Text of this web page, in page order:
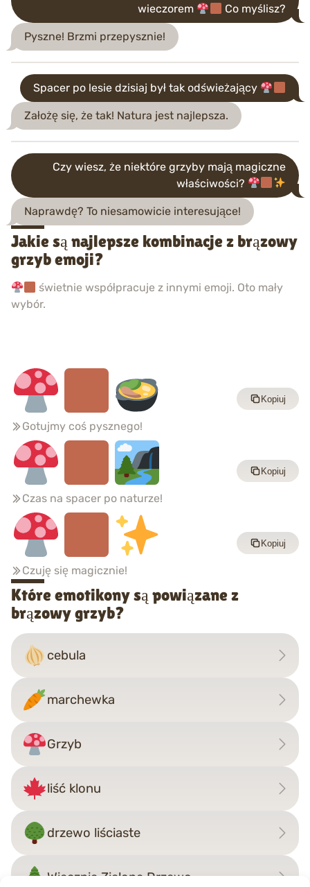
wieczorem
Co myślisz?
Pyszne! Brzmi przepysznie!
Spacer po lesie dzisiaj był tak odświeżający
Założę się, że tak! Natura jest najlepsza.
Czy wiesz, że niektóre grzyby mają magiczne
właściwości?
Naprawdę? To niesamowicie interesujące!
Jakie są najlepsze kombinacje z brązowy
grzyb emoji?
świetnie współpracuje z innymi emoji. Oto mały
wybór.
Gotujmy coś pysznego!
Kopiuj
Czas na spacer po naturze!
Kopiuj
Czuję się magicznie!
Kopiuj
Które emotikony są powiązane z
brązowy grzyb?
cebula
marchewka
Grzyb
liść klonu
drzewo liściaste
Wiecznie Zielone Drzewo